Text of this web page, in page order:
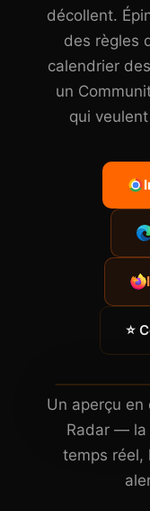
décollent.
des règles
calendrier
un
qui
⭐
Un aperçu en
Radar — la
temps réel,